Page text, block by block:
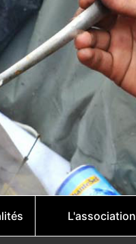
L'association